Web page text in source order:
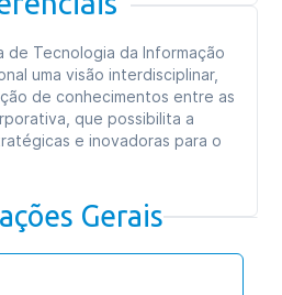
de Tecnologia da Informação
uma visão interdisciplinar,
de conhecimentos entre as
que possibilita a
e inovadoras para o
Gerais